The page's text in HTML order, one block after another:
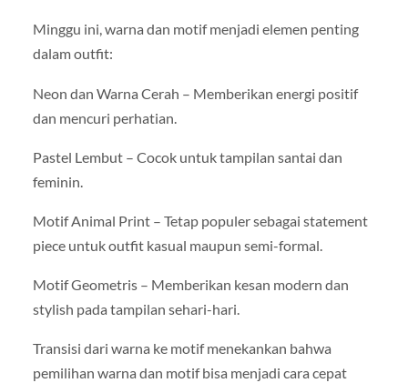
Minggu ini, warna dan motif menjadi elemen penting
dalam outfit:
Neon dan Warna Cerah – Memberikan energi positif
dan mencuri perhatian.
Pastel Lembut – Cocok untuk tampilan santai dan
feminin.
Motif Animal Print – Tetap populer sebagai statement
piece untuk outfit kasual maupun semi-formal.
Motif Geometris – Memberikan kesan modern dan
stylish pada tampilan sehari-hari.
Transisi dari warna ke motif menekankan bahwa
pemilihan warna dan motif bisa menjadi cara cepat